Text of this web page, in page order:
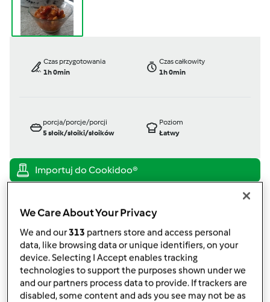
Czas przygotowania
1h 0min
Czas całkowity
1h 0min
porcja/porcje/porcji
5słoik/słoiki/słoików
Poziom
Łatwy
opublikowany: 28/09/16
zmieniono dnia: 20/12/16
Dodaj do moich kolekcji
podziel się przepisem
Stwórz wariant
We Care About Your Privacy
We and our313 partners store and access personal
data, like browsing data or unique identifiers, on your
device. Selecting I Accept enables tracking
technologies to support the purposes shown under we
and our partners process data to provide. If trackers are
disabled, some content and ads you see may not be as